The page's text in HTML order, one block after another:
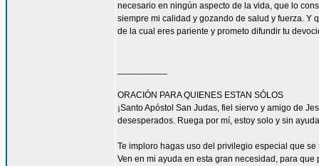
necesario en ningún aspecto de la vida, que lo
siempre mi calidad y gozando de salud y fuerza. Y
de la cual eres pariente y prometo difundir tu
ORACIÓN PARA QUIENES ESTAN SÓLOS
¡Santo Apóstol San Judas, fiel siervo y amigo de
desesperados. Ruega por mí, estoy solo y sin
Te imploro hagas uso del privilegio especial que
Ven en mi ayuda en esta gran necesidad, para